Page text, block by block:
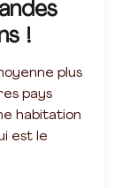
!
plus
pays
habitation
est le